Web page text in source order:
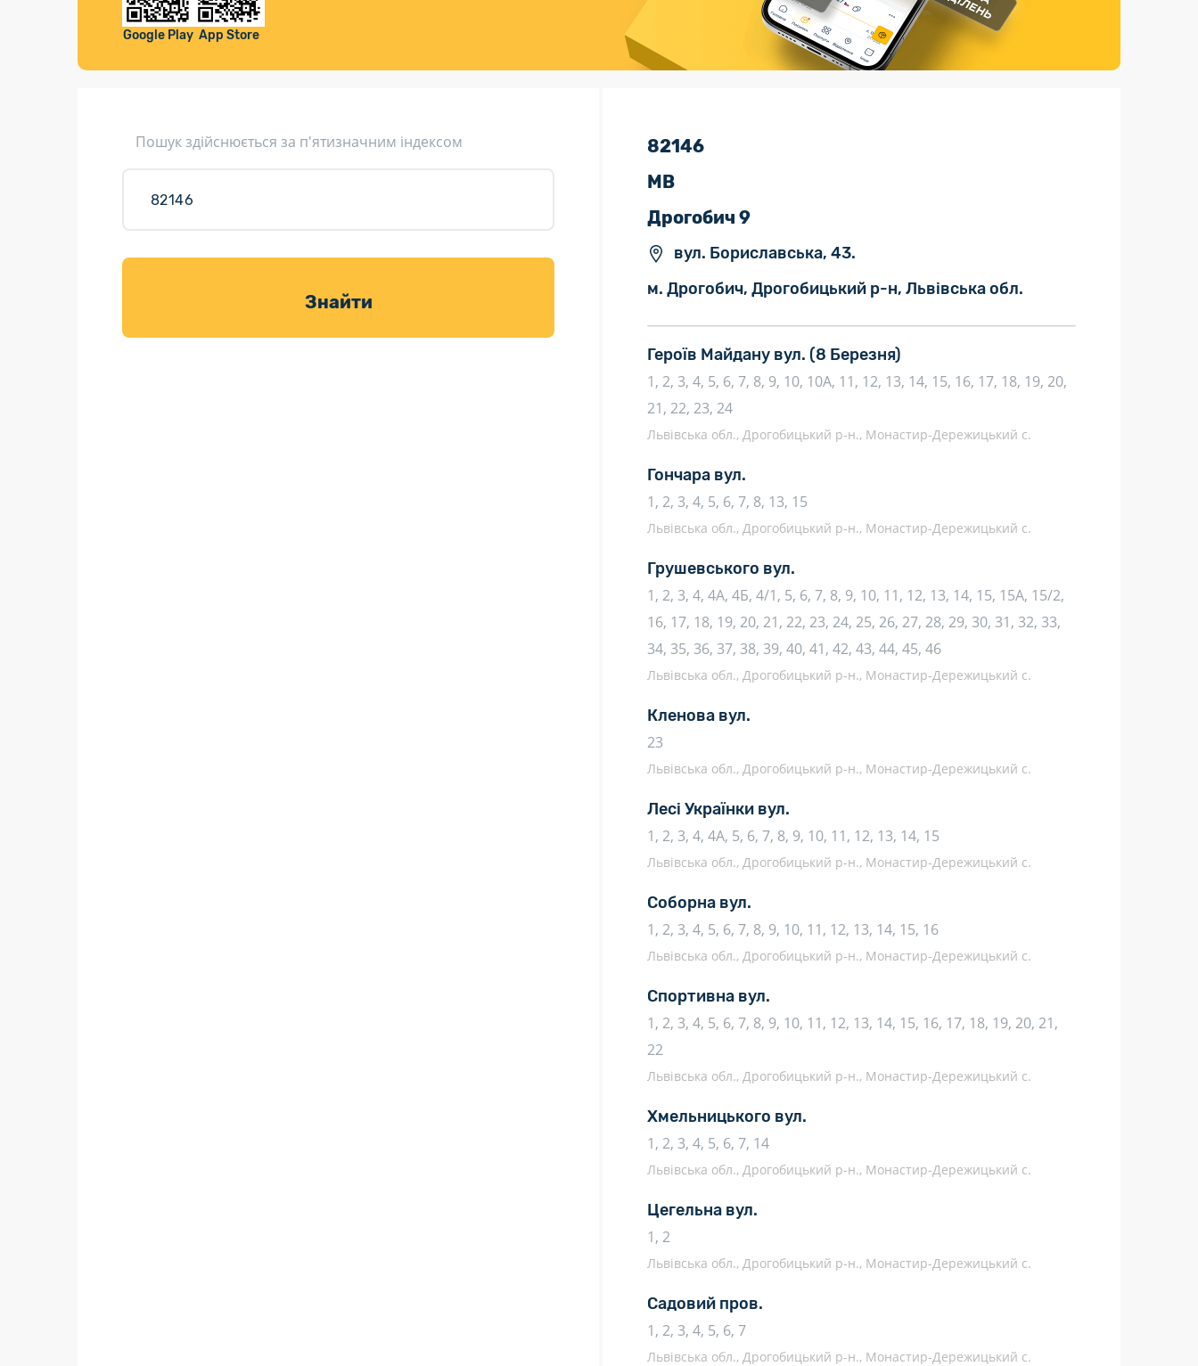
Листи та листівки
Доставка товарів для саду
Валютно-обмінні операції
Страхові послуги
Каталог «Укрпошта Маркет»
Google Play App Store
Пошук здійснюється за п'ятизначним індексом
Знайти
82146
МВ
Дрогобич 9
вул. Бориславська, 43.
м. Дрогобич, Дрогобицький р-н, Львівська обл.
Героїв Майдану вул. (8 Березня)
1, 2, 3, 4, 5, 6, 7, 8, 9, 10, 10А, 11, 12, 13, 14, 15, 16, 17, 18, 19, 20,
21, 22, 23, 24
Львівська обл., Дрогобицький р-н., Монастир-Дережицький с.
Гончара вул.
1, 2, 3, 4, 5, 6, 7, 8, 13, 15
Львівська обл., Дрогобицький р-н., Монастир-Дережицький с.
Грушевського вул.
1, 2, 3, 4, 4А, 4Б, 4/1, 5, 6, 7, 8, 9, 10, 11, 12, 13, 14, 15, 15А, 15/2,
16, 17, 18, 19, 20, 21, 22, 23, 24, 25, 26, 27, 28, 29, 30, 31, 32, 33,
34, 35, 36, 37, 38, 39, 40, 41, 42, 43, 44, 45, 46
Львівська обл., Дрогобицький р-н., Монастир-Дережицький с.
Кленова вул.
23
Львівська обл., Дрогобицький р-н., Монастир-Дережицький с.
Лесі Українки вул.
1, 2, 3, 4, 4А, 5, 6, 7, 8, 9, 10, 11, 12, 13, 14, 15
Львівська обл., Дрогобицький р-н., Монастир-Дережицький с.
Соборна вул.
1, 2, 3, 4, 5, 6, 7, 8, 9, 10, 11, 12, 13, 14, 15, 16
Львівська обл., Дрогобицький р-н., Монастир-Дережицький с.
Спортивна вул.
1, 2, 3, 4, 5, 6, 7, 8, 9, 10, 11, 12, 13, 14, 15, 16, 17, 18, 19, 20, 21,
22
Львівська обл., Дрогобицький р-н., Монастир-Дережицький с.
Хмельницького вул.
1, 2, 3, 4, 5, 6, 7, 14
Львівська обл., Дрогобицький р-н., Монастир-Дережицький с.
Цегельна вул.
1, 2
Львівська обл., Дрогобицький р-н., Монастир-Дережицький с.
Садовий пров.
1, 2, 3, 4, 5, 6, 7
Львівська обл., Дрогобицький р-н., Монастир-Дережицький с.